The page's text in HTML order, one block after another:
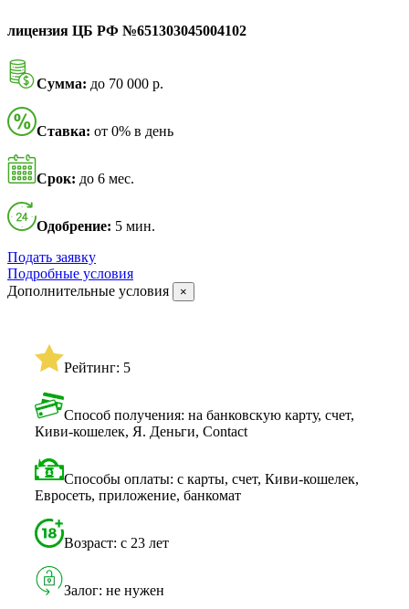
лицензия ЦБ РФ №651303045004102
Сумма: до 70 000 р.
Ставка: от 0% в день
Срок: до 6 мес.
Одобрение: 5 мин.
Подать заявку
Подробные условия
Дополнительные условия
×
Рейтинг: 5
Способ получения: на банковскую карту, счет,
Киви-кошелек, Я. Деньги, Contact
Способы оплаты: с карты, счет, Киви-кошелек,
Евросеть, приложение, банкомат
Возраст: с 23 лет
Залог: не нужен